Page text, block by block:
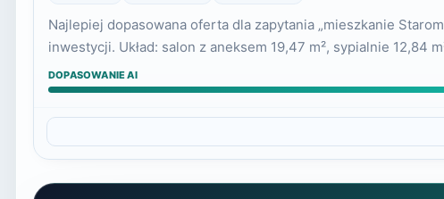
Najlepiej dopasowana oferta dla zapytania „mieszkanie
inwestycji. Układ: salon z aneksem 19,47 m², sypialnie 12,84
DOPASOWANIE AI